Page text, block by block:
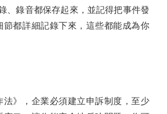
、錄音都保存起來，並記得把事件發
節都詳細記錄下來，這些都能成為你
法》，企業必須建立申訴制度，至少